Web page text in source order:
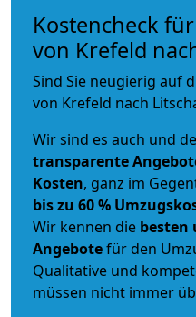
Kostencheck
von Krefeld
Sind Sie neugierig auf
von Krefeld nach
Wir sind es auch und
transparente
Kosten, ganz im
bis zu 60 %
Wir kennen die besten
Angebotefür den
Qualitative und
müssen nicht immer